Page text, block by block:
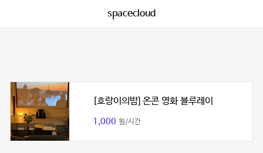
spacecloud
[호랑이의밤] 온콘 영화 블루레이
1,000 원/시간